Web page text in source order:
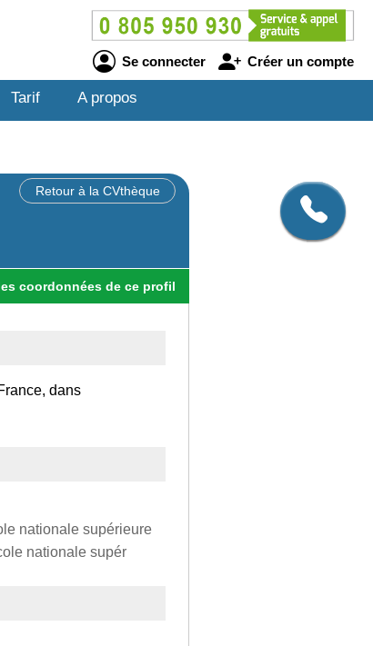
Se connecter Créer un compte
Tarif A propos
Retour à la CVthèque
coordonnées de ce profil
dans
nationale supérieure
nationale supér